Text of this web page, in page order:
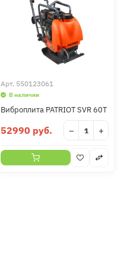
Арт. 550123061
В наличии
Виброплита PATRIOT SVR 60T
52990 руб. − +